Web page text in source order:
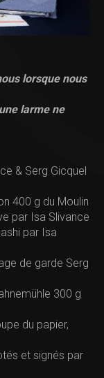
lorsque nous
larme ne
& Serg Gicquel
400 g du Moulin
par Isa Slivance
par Isa
de garde Serg
300 g
du papier,
et signés par